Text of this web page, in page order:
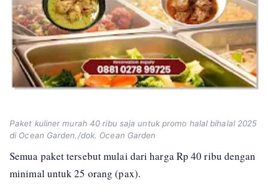
Paket kuliner murah 40 ribu saja untuk promo halal bihalal 2025
di Ocean Garden./dok. Ocean Garden
Semua paket tersebut mulai dari harga Rp 40 ribu dengan
minimal untuk 25 orang (pax).